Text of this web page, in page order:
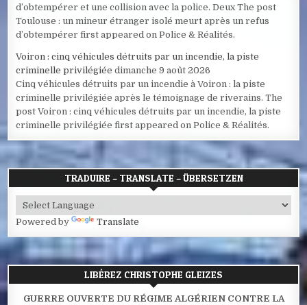
d’obtempérer et une collision avec la police. Deux The post
Toulouse : un mineur étranger isolé meurt après un refus
d’obtempérer first appeared on Police & Réalités.
Voiron : cinq véhicules détruits par un incendie, la piste
criminelle privilégiée dimanche 9 août 2026
Cinq véhicules détruits par un incendie à Voiron : la piste
criminelle privilégiée après le témoignage de riverains. The
post Voiron : cinq véhicules détruits par un incendie, la piste
criminelle privilégiée first appeared on Police & Réalités.
TRADUIRE – TRANSLATE – ÜBERSETZEN
Powered by Translate
LIBÉREZ CHRISTOPHE GLEIZES
GUERRE OUVERTE DU RÉGIME ALGÉRIEN CONTRE LA